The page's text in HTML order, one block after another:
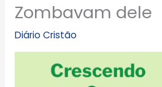
Zombavam dele
Diário Cristão